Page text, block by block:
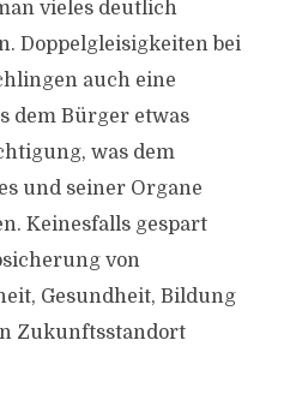
vieles deutlich
Doppelgleisigkeiten bei
auch eine
dem Bürger etwas
was dem
und seiner Organe
Keinesfalls gespart
von
Gesundheit, Bildung
Zukunftsstandort